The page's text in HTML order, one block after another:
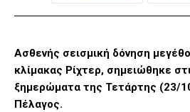
Ασθενής σεισμική δόνηση
κλίμακας Ρίχτερ, σημειώθηκε
ξημερώματα της Τετάρτης (23/
Πέλαγος.